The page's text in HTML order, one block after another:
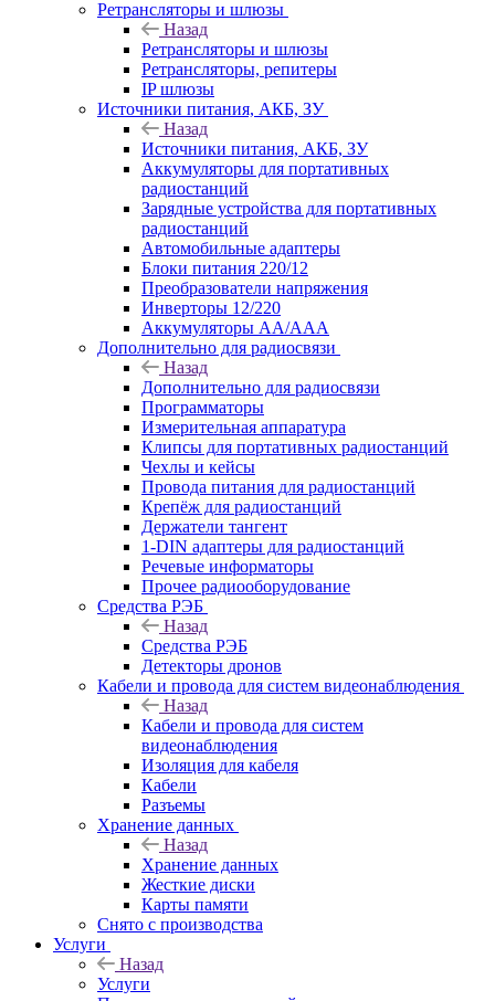
Ретрансляторы и шлюзы
Назад
Ретрансляторы и шлюзы
Ретрансляторы, репитеры
IP шлюзы
Источники питания, АКБ, ЗУ
Назад
Источники питания, АКБ, ЗУ
Аккумуляторы для портативных
радиостанций
Зарядные устройства для портативных
радиостанций
Автомобильные адаптеры
Блоки питания 220/12
Преобразователи напряжения
Инверторы 12/220
Аккумуляторы АА/ААА
Дополнительно для радиосвязи
Назад
Дополнительно для радиосвязи
Программаторы
Измерительная аппаратура
Клипсы для портативных радиостанций
Чехлы и кейсы
Провода питания для радиостанций
Крепёж для радиостанций
Держатели тангент
1-DIN адаптеры для радиостанций
Речевые информаторы
Прочее радиооборудование
Средства РЭБ
Назад
Средства РЭБ
Детекторы дронов
Кабели и провода для систем видеонаблюдения
Назад
Кабели и провода для систем
видеонаблюдения
Изоляция для кабеля
Кабели
Разъемы
Хранение данных
Назад
Хранение данных
Жесткие диски
Карты памяти
Снято с производства
Услуги
Назад
Услуги